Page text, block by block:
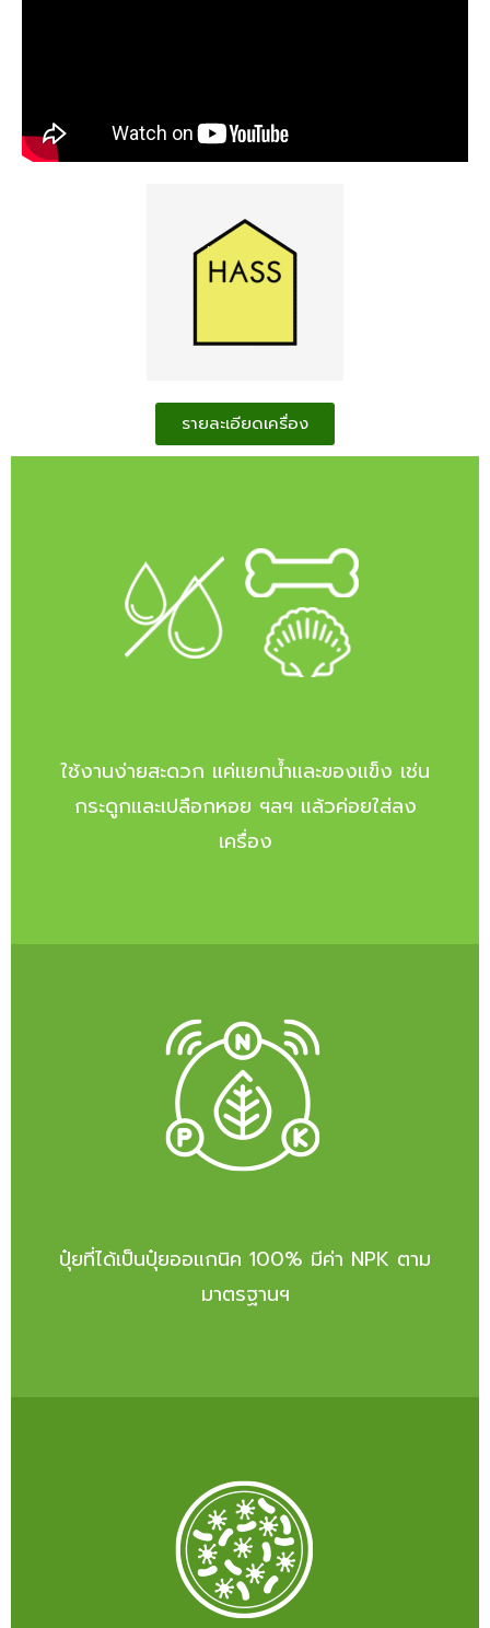
รายละเอียดเครื่อง
ใช้งานง่ายสะดวก แค่แยกน้ำและของแข็ง เช่น
กระดูกและเปลือกหอย ฯลฯ แล้วค่อยใส่ลง
เครื่อง
ปุ๋ยที่ได้เป็นปุ๋ยออแกนิค 100% มีค่า NPK ตาม
มาตรฐานฯ